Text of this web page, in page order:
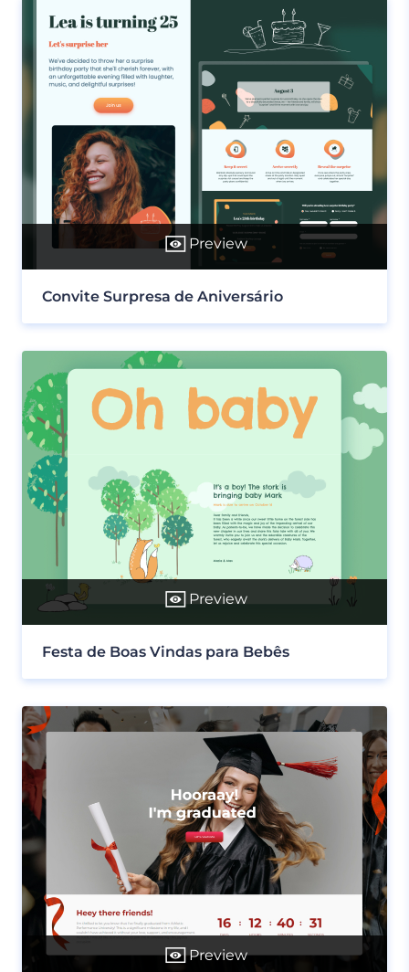
Preview
Convite Surpresa de Aniversário
Preview
Festa de Boas Vindas para Bebês
Preview